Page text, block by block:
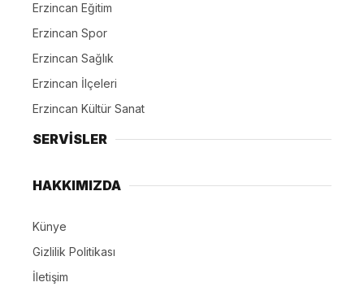
Erzincan Eğitim
Erzincan Spor
Erzincan Sağlık
Erzincan İlçeleri
Erzincan Kültür Sanat
SERVİSLER
HAKKIMIZDA
Künye
Gizlilik Politikası
İletişim